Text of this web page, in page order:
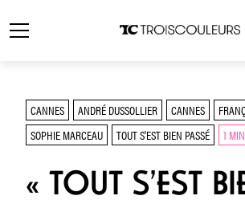
CANNES ANDRÉ DUSSOLLIER CANNES
SOPHIE MARCEAU
TOUT S'EST BIEN PASSÉ 1 MIN
« TOUT S’EST